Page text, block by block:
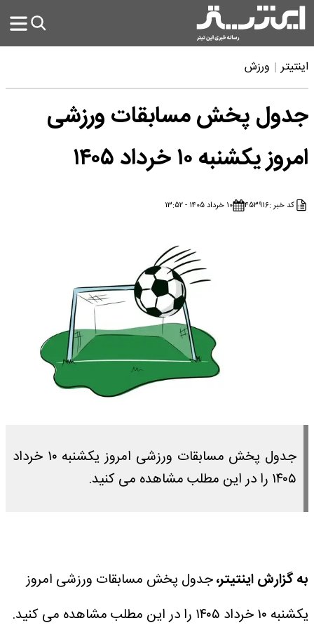
اینتیتر ورزش
جدول پخش مسابقات ورزشی
امروز یکشنبه ۱۰ خرداد ۱۴۰۵
کد خبر :۴۵۳۹۱۶ ۱۰ خرداد ۱۴۰۵ - ۱۳:۵۲
جدول پخش مسابقات ورزشی امروز یکشنبه ۱۰ خرداد
۱۴۰۵ را در این مطلب مشاهده می کنید.
به گزارش اینتیتر،جدول پخش مسابقات ورزشی امروز
یکشنبه ۱۰ خرداد ۱۴۰۵ را در این مطلب مشاهده می کنید.